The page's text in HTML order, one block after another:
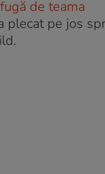
de teama
plecat pe jos